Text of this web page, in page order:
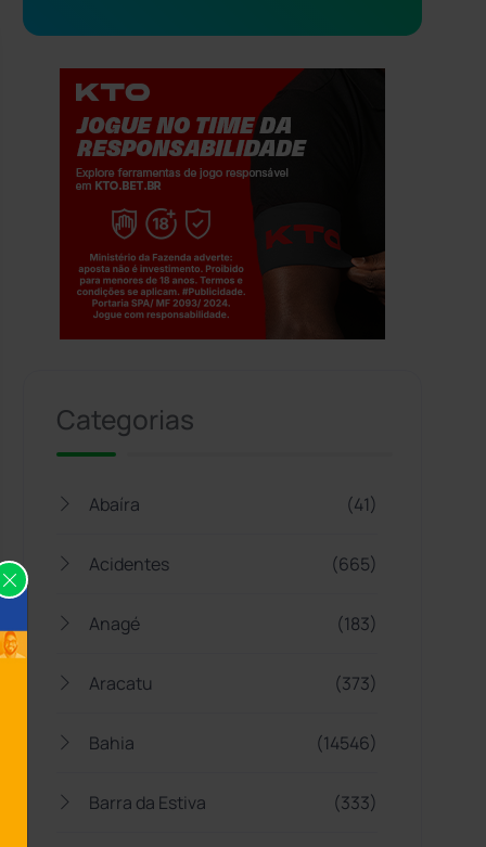
Categorias
Abaíra (41)
Acidentes (665)
Anagé (183)
Aracatu (373)
Bahia (14546)
Barra da Estiva (333)